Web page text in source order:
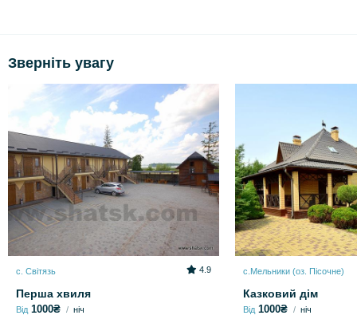
Зверніть увагу
с. Світязь 4.9
Перша хвиля
Від 1000₴ ніч
с.Мельники (оз. Пісочне)
Казковий дім
Від 1000₴ ніч